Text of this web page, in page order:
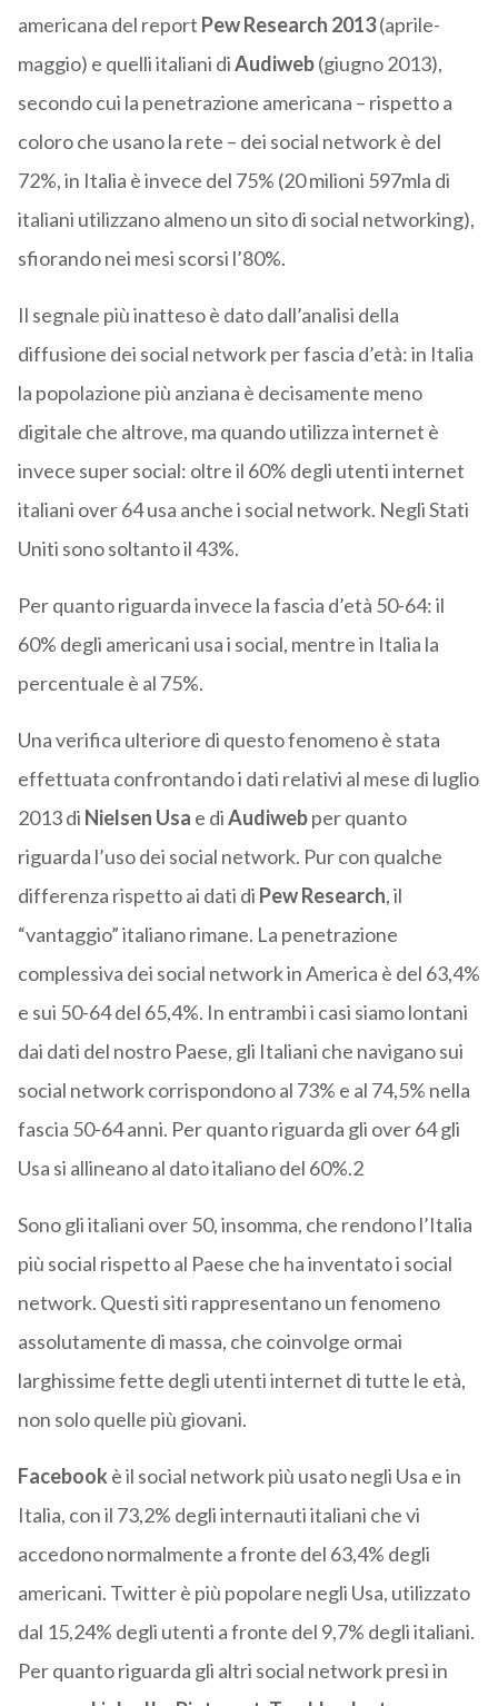
americana del report Pew Research 2013(aprile-
maggio) e quelli italiani diAudiweb(giugno 2013),
secondo cui la penetrazione americana – rispetto a
coloro che usano la rete – dei social network è del
72%, in Italia è invece del 75% (20 milioni 597mla di
italiani utilizzano almeno un sito di social networking),
sfiorando nei mesi scorsi l’80%.
Il segnale più inatteso è dato dall’analisi della
diffusione dei social network per fascia d’età: in Italia
la popolazione più anziana è decisamente meno
digitale che altrove, ma quando utilizza internet è
invece super social: oltre il 60% degli utenti internet
italiani over 64 usa anche i social network. Negli Stati
Uniti sono soltanto il 43%.
Per quanto riguarda invece la fascia d’età 50-64: il
60% degli americani usa i social, mentre in Italia la
percentuale è al 75%.
Una verifica ulteriore di questo fenomeno è stata
effettuata confrontando i dati relativi al mese di luglio
2013 di Nielsen Usa e diAudiwebper quanto
riguarda l’uso dei social network. Pur con qualche
differenza rispetto ai dati di Pew Research, il
“vantaggio” italiano rimane. La penetrazione
complessiva dei social network in America è del 63,4%
e sui 50-64 del 65,4%. In entrambi i casi siamo lontani
dai dati del nostro Paese, gli Italiani che navigano sui
social network corrispondono al 73% e al 74,5% nella
fascia 50-64 anni. Per quanto riguarda gli over 64 gli
Usa si allineano al dato italiano del 60%.2
Sono gli italiani over 50, insomma, che rendono l’Italia
più social rispetto al Paese che ha inventato i social
network. Questi siti rappresentano un fenomeno
assolutamente di massa, che coinvolge ormai
larghissime fette degli utenti internet di tutte le età,
non solo quelle più giovani.
Facebookè il social network più usato negli Usa e in
Italia, con il 73,2% degli internauti italiani che vi
accedono normalmente a fronte del 63,4% degli
americani. Twitter è più popolare negli Usa, utilizzato
dal 15,24% degli utenti a fronte del 9,7% degli italiani.
Per quanto riguarda gli altri social network presi in